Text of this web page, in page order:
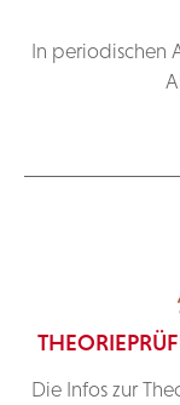
In periodischen
Die Infos zur